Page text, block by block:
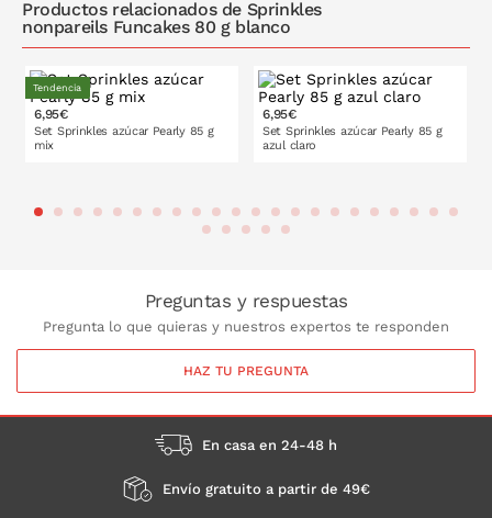
Productos relacionados de Sprinkles
nonpareils Funcakes 80 g blanco
Tendencia
6,95€
Set Sprinkles azúcar Pearly 85 g
mix
6,95€
Set Sprinkles azúcar Pearly 85 g
azul claro
Preguntas y respuestas
Pregunta lo que quieras y nuestros expertos te responden
HAZ TU PREGUNTA
En casa en 24-48 h
Envío gratuito a partir de 49€